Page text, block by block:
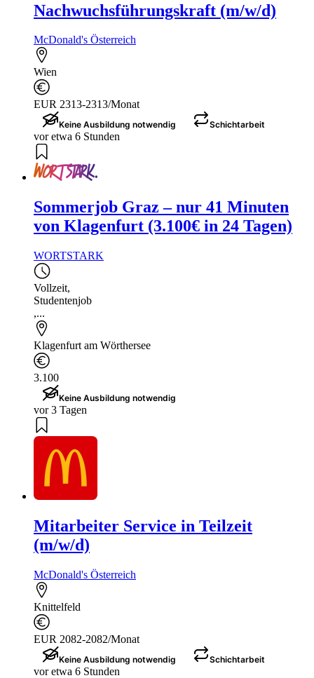
Nachwuchsführungskraft (m/w/d)
McDonald's Österreich
Wien
EUR 2313-2313/Monat
Keine Ausbildung notwendig Schichtarbeit
vor etwa 6 Stunden
Sommerjob Graz – nur 41 Minuten
von Klagenfurt (3.100€ in 24 Tagen)
WORTSTARK
Vollzeit,
Studentenjob
,...
Klagenfurt am Wörthersee
3.100
Keine Ausbildung notwendig
vor 3 Tagen
Mitarbeiter Service in Teilzeit
(m/w/d)
McDonald's Österreich
Knittelfeld
EUR 2082-2082/Monat
Keine Ausbildung notwendig Schichtarbeit
vor etwa 6 Stunden